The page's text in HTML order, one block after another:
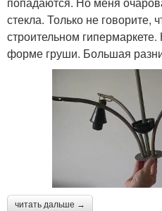
стекла. Только не говорите,
строительном
форме груши. Большая
читать дальше →